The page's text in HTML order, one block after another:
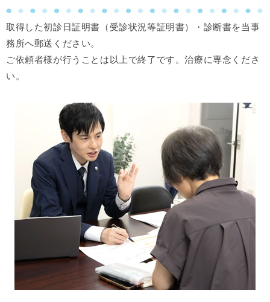
取得した初診日証明書（受診状況等証明書）・診断書を当事
務所へ郵送ください。
ご依頼者様が行うことは以上で終了です。治療に専念くださ
い。